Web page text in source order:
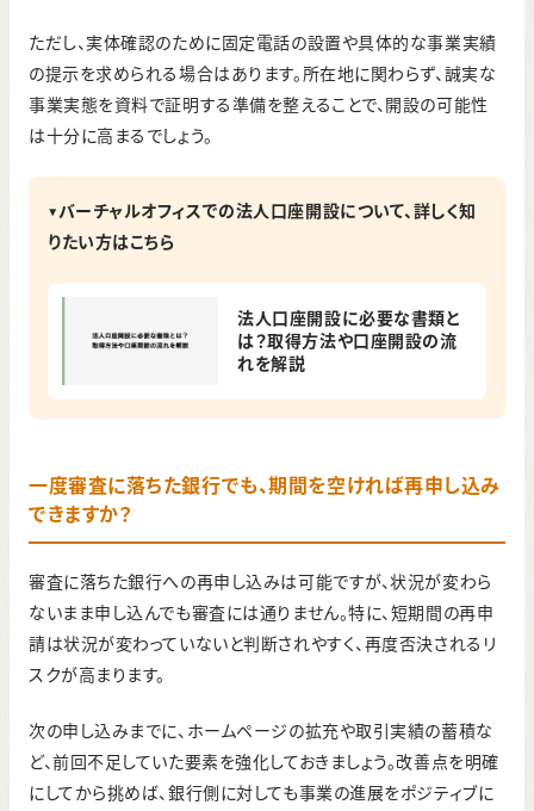
ただし、実体確認のために固定電話の設置や具体的な事業実績
の提示を求められる場合はあります。所在地に関わらず、誠実な
事業実態を資料で証明する準備を整えることで、開設の可能性
は十分に高まるでしょう。
▼バーチャルオフィスでの法人口座開設について、詳しく知
りたい方はこちら
法人口座開設に必要な書類と
は？取得方法や口座開設の流
れを解説
一度審査に落ちた銀行でも、期間を空ければ再申し込み
できますか？
審査に落ちた銀行への再申し込みは可能ですが、状況が変わら
ないまま申し込んでも審査には通りません。特に、短期間の再申
請は状況が変わっていないと判断されやすく、再度否決されるリ
スクが高まります。
次の申し込みまでに、ホームページの拡充や取引実績の蓄積な
ど、前回不足していた要素を強化しておきましょう。改善点を明確
にしてから挑めば、銀行側に対しても事業の進展をポジティブに